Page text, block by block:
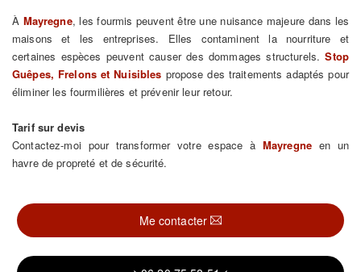
À Mayregne, les fourmis peuvent être une nuisance majeure dans les
maisons et les entreprises. Elles contaminent la nourriture et
certaines espèces peuvent causer des dommages structurels.Stop
Guêpes, Frelons et Nuisibles propose des traitements adaptés pour
éliminer les fourmilières et prévenir leur retour.
Tarif sur devis
Contactez-moi pour transformer votre espace à Mayregne en un
havre de propreté et de sécurité.
Me contacter